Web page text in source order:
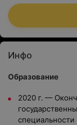
Инфо
Образование
2020 г. —
специальности